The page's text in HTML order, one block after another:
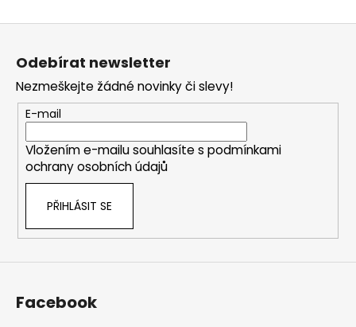
Z
Odebírat newsletter
Nezmeškejte žádné novinky či slevy!
E-mail
Vložením e-mailu souhlasíte s podmínkami
ochrany osobních údajů
PŘIHLÁSIT SE
Facebook